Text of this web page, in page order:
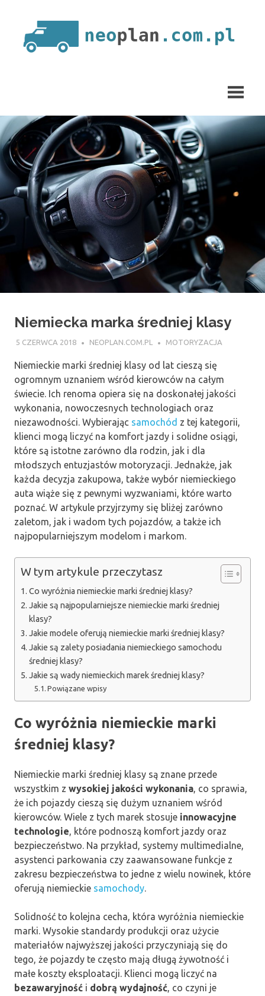
content
Niemiecka marka średniej klasy
5 CZERWCA 2018 NEOPLAN.COM.PL MOTORYZACJA
Niemieckie marki średniej klasy od lat cieszą się
ogromnym uznaniem wśród kierowców na całym
świecie. Ich renoma opiera się na doskonałej jakości
wykonania, nowoczesnych technologiach oraz
niezawodności. Wybierając samochód z tej kategorii,
klienci mogą liczyć na komfort jazdy i solidne osiągi,
które są istotne zarówno dla rodzin, jak i dla
młodszych entuzjastów motoryzacji. Jednakże, jak
każda decyzja zakupowa, także wybór niemieckiego
auta wiąże się z pewnymi wyzwaniami, które warto
poznać. W artykule przyjrzymy się bliżej zarówno
zaletom, jak i wadom tych pojazdów, a także ich
najpopularniejszym modelom i markom.
W tym artykule przeczytasz
Co wyróżnia niemieckie marki średniej klasy?
Jakie są najpopularniejsze niemieckie marki średniej
klasy?
Jakie modele oferują niemieckie marki średniej klasy?
Jakie są zalety posiadania niemieckiego samochodu
średniej klasy?
Jakie są wady niemieckich marek średniej klasy?
Powiązane wpisy
Co wyróżnia niemieckie marki
średniej klasy?
Niemieckie marki średniej klasy są znane przede
wszystkim z wysokiej jakości wykonania, co sprawia,
że ich pojazdy cieszą się dużym uznaniem wśród
kierowców. Wiele z tych marek stosuje innowacyjne
technologie, które podnoszą komfort jazdy oraz
bezpieczeństwo. Na przykład, systemy multimedialne,
asystenci parkowania czy zaawansowane funkcje z
zakresu bezpieczeństwa to jedne z wielu nowinek, które
oferują niemieckie samochody.
Solidność to kolejna cecha, która wyróżnia niemieckie
marki. Wysokie standardy produkcji oraz użycie
materiałów najwyższej jakości przyczyniają się do
tego, że pojazdy te często mają długą żywotność i
małe koszty eksploatacji. Klienci mogą liczyć na
bezawaryjność i dobrą wydajność, co czyni je